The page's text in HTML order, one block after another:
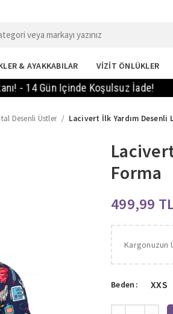
& AYAKKABILAR VİZİT ÖNLÜKLER
Gün Içinde Koşulsuz İade!
Desenli Üstler Lacivert İlk Yardım Desenli
Forma
Kargonuzun
Beden XXS